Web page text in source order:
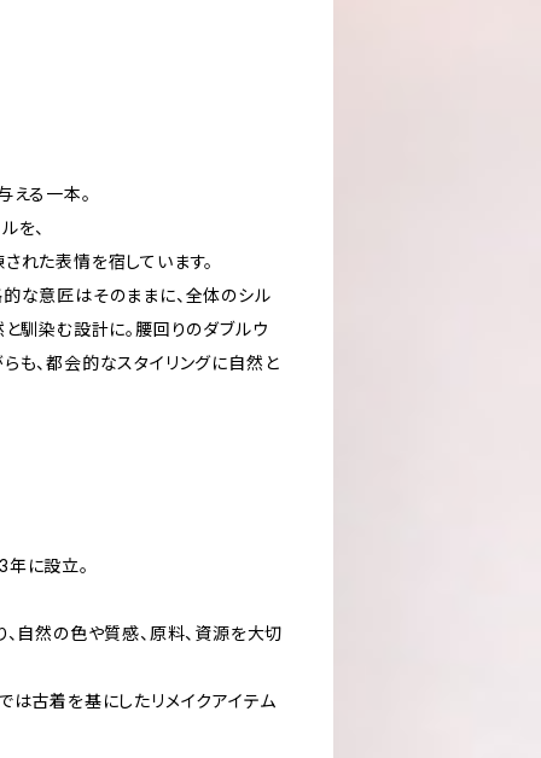
える一本。
を、
れた表情を宿しています。
な意匠はそのままに、全体のシル
馴染む設計に。腰回りのダブルウ
も、都会的なスタイリングに自然と
に設立。
自然の色や質感、原料、資源を大切
は古着を基にしたリメイクアイテム